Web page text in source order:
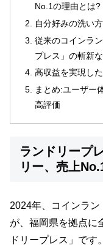
No.1の理由とは?
自分好みの洗い
従来のコインラ
プレス」の斬新
高収益を実現し
まとめ:ユーザー
高評価
ランドリープ
リー、売上
2024年、コインラ
が、福岡県を拠点に
ドリープレス」で